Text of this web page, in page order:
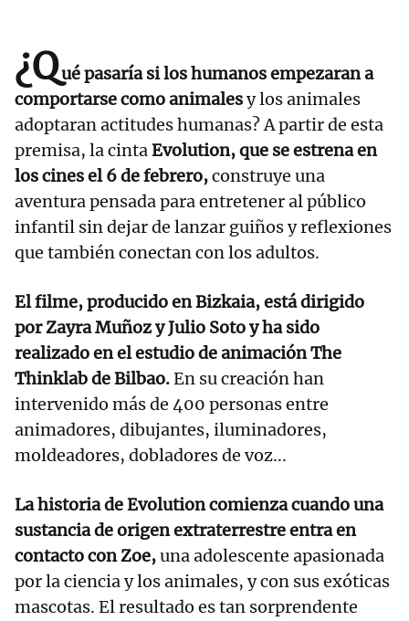
¿Qué pasaría si los humanos empezaran a
comportarse como animalesy los animales
adoptaran actitudes humanas? A partir de esta
premisa, la cintaEvolution, que se estrena en
los cines el 6 de febrero,construye una
aventura pensada para entretener al público
infantil sin dejar de lanzar guiños y reflexiones
que también conectan con los adultos.
El filme, producido en Bizkaia, está dirigido
por Zayra Muñoz y Julio Soto y ha sido
realizado en el estudio de animación The
Thinklab de Bilbao.En su creación han
intervenido más de 400 personas entre
animadores, dibujantes, iluminadores,
moldeadores, dobladores de voz...
La historia de Evolution comienza cuando una
sustancia de origen extraterrestre entra en
contacto con Zoe,una adolescente apasionada
por la ciencia y los animales, y con sus exóticas
mascotas. El resultado es tan sorprendente